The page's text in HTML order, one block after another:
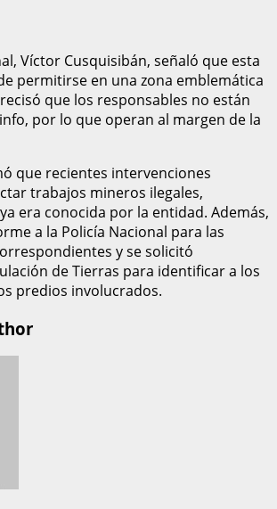
Víctor Cusquisibán, señaló que esta
permitirse en una zona emblemática
que los responsables no están
por lo que operan al margen de la
que recientes intervenciones
trabajos mineros ilegales,
era conocida por la entidad. Además,
a la Policía Nacional para las
y se solicitó
de Tierras para identificar a los
predios involucrados.